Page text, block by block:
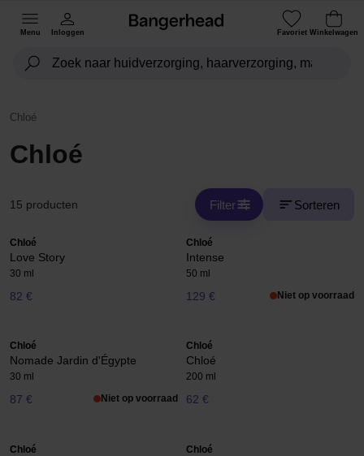
Menu Inloggen Favoriet Winkelwagen
Chloé
Chloé
15 producten Filter Sorteren
Chloé
Love Story
30 ml
82 €
Chloé
Intense
50 ml
129 € Niet op voorraad
Chloé
Nomade Jardin d'Égypte
30 ml
87 € Niet op voorraad
Chloé
Chloé
200 ml
62 €
Chloé Chloé